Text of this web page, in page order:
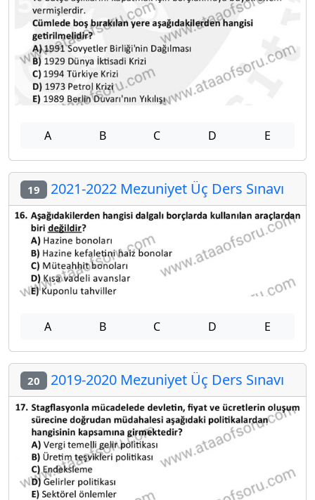
A B C D E
19 2021-2022 Mezuniyet Üç Ders Sınavı
A B C D E
20 2019-2020 Mezuniyet Üç Ders Sınavı